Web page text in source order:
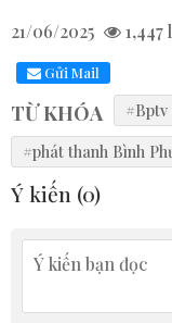
21/06/2025 1,447
Gửi Mail
TỪ KHÓA #Bptv
#phát thanh Bình
Ý kiến (0)